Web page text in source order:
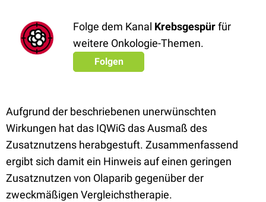
Folge dem Kanal Krebsgespürfür
weitere Onkologie-Themen.
Folgen
Aufgrund der beschriebenen unerwünschten
Wirkungen hat das IQWiG das Ausmaß des
Zusatznutzens herabgestuft. Zusammenfassend
ergibt sich damit ein Hinweis auf einen geringen
Zusatznutzen von Olaparib gegenüber der
zweckmäßigen Vergleichstherapie.